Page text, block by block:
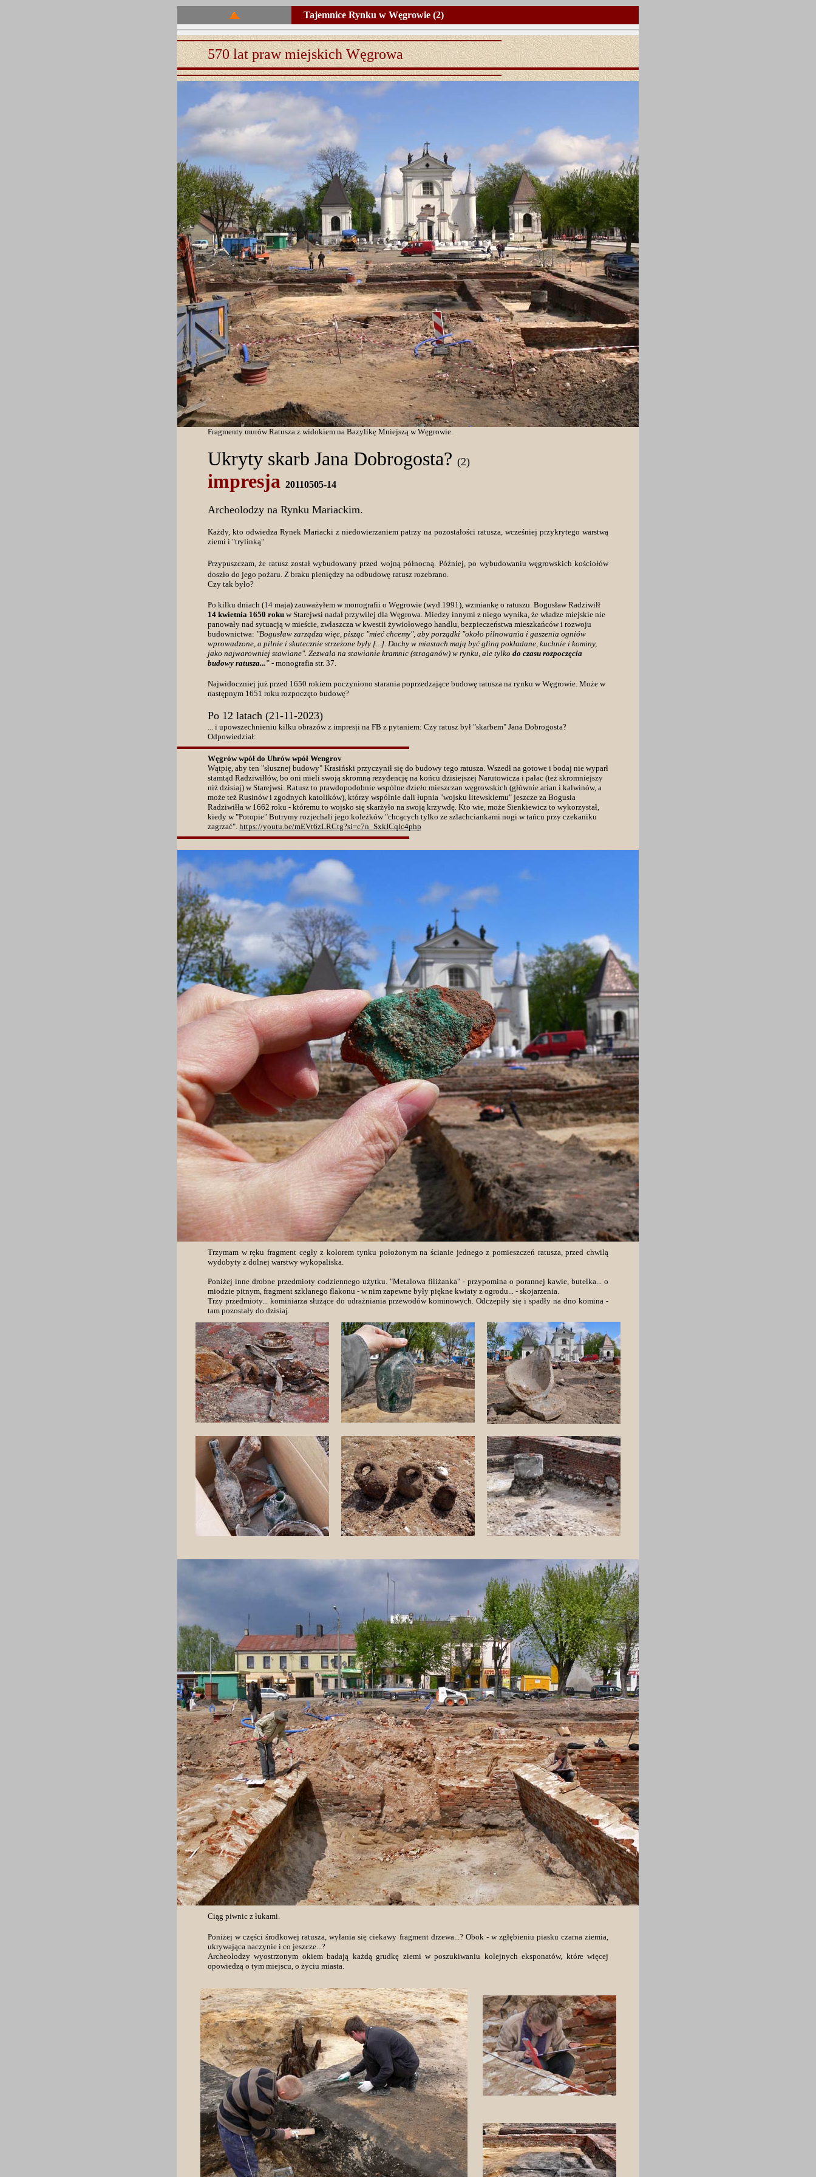
Tajemnice Rynku w Węgrowie (2)
570 lat praw miejskich Węgrowa
Fragmenty murów Ratusza z widokiem na Bazylikę Mniejszą w Węgrowie.
Ukryty skarb Jana Dobrogosta? (2)
impresja 20110505-14
Archeolodzy na Rynku Mariackim.
Każdy, kto odwiedza Rynek Mariacki z niedowierzaniem patrzy na pozostałości ratusza, wcześniej przykrytego warstwą
ziemi i "trylinką".
Przypuszczam, że ratusz został wybudowany przed wojną północną. Później, po wybudowaniu węgrowskich kościołów
doszło do jego pożaru. Z braku pieniędzy na odbudowę ratusz rozebrano.
Czy tak było?
Po kilku dniach (14 maja) zauważyłem w monografii o Węgrowie (wyd.1991), wzmiankę o ratuszu. Bogusław Radziwiłł
14 kwietnia 1650 roku w Starejwsi nadał przywilej dla Węgrowa. Miedzy innymi z niego wynika, że władze miejskie nie
panowały nad sytuacją w mieście, zwłaszcza w kwestii żywiołowego handlu, bezpieczeństwa mieszkańców i rozwoju
budownictwa: "Bogusław zarządza więc, pisząc "mieć chcemy", aby porządki "około pilnowania i gaszenia ogniów
wprowadzone, a pilnie i skutecznie strzeżone były [...]. Dachy w miastach mają być gliną pokładane, kuchnie i kominy,
jako najwarowniej stawiane". Zezwala na stawianie kramnic (straganów) w rynku, ale tylko do czasu rozpoczęcia
budowy ratusza... ” - monografia str. 37.
Najwidoczniej już przed 1650 rokiem poczyniono starania poprzedzające budowę ratusza na rynku w Węgrowie. Może w
następnym 1651 roku rozpoczęto budowę?
Po 12 latach (21-11-2023)
... i upowszechnieniu kilku obrazów z impresji na FB z pytaniem: Czy ratusz był "skarbem" Jana Dobrogosta?
Odpowiedział:
Węgrów wpół do Uhrów wpół Wengrov
Wątpię, aby ten "słusznej budowy" Krasiński przyczynił się do budowy tego ratusza. Wszedł na gotowe i bodaj nie wyparł
stamtąd Radziwiłłów, bo oni mieli swoją skromną rezydencję na końcu dzisiejszej Narutowicza i pałac (też skromniejszy
niż dzisiaj) w Starejwsi. Ratusz to prawdopodobnie wspólne dzieło mieszczan węgrowskich (głównie arian i kalwinów, a
może też Rusinów i zgodnych katolików), którzy wspólnie dali łupnia "wojsku litewskiemu" jeszcze za Bogusia
Radziwiłła w 1662 roku - któremu to wojsko się skarżyło na swoją krzywdę. Kto wie, może Sienkiewicz to wykorzystał,
kiedy w "Potopie" Butrymy rozjechali jego koleżków "chcących tylko ze szlachciankami nogi w tańcu przy czekaniku
zagrzać". https://youtu.be/mEVt6zLRCtg?si=c7n_SxkICqlc4php
Trzymam w ręku fragment cegły z kolorem tynku położonym na ścianie jednego z pomieszczeń ratusza, przed chwilą
wydobyty z dolnej warstwy wykopaliska.
Poniżej inne drobne przedmioty codziennego użytku. "Metalowa filiżanka" - przypomina o porannej kawie, butelka... o
miodzie pitnym, fragment szklanego flakonu - w nim zapewne były piękne kwiaty z ogrodu... - skojarzenia.
Trzy przedmioty... kominiarza służące do udrażniania przewodów kominowych. Odczepiły się i spadły na dno komina -
tam pozostały do dzisiaj.
Ciąg piwnic z łukami.
Poniżej w części środkowej ratusza, wyłania się ciekawy fragment drzewa...? Obok - w zgłębieniu piasku czarna ziemia,
ukrywająca naczynie i co jeszcze...?
Archeolodzy wyostrzonym okiem badają każdą grudkę ziemi w poszukiwaniu kolejnych eksponatów, które więcej
opowiedzą o tym miejscu, o życiu miasta.